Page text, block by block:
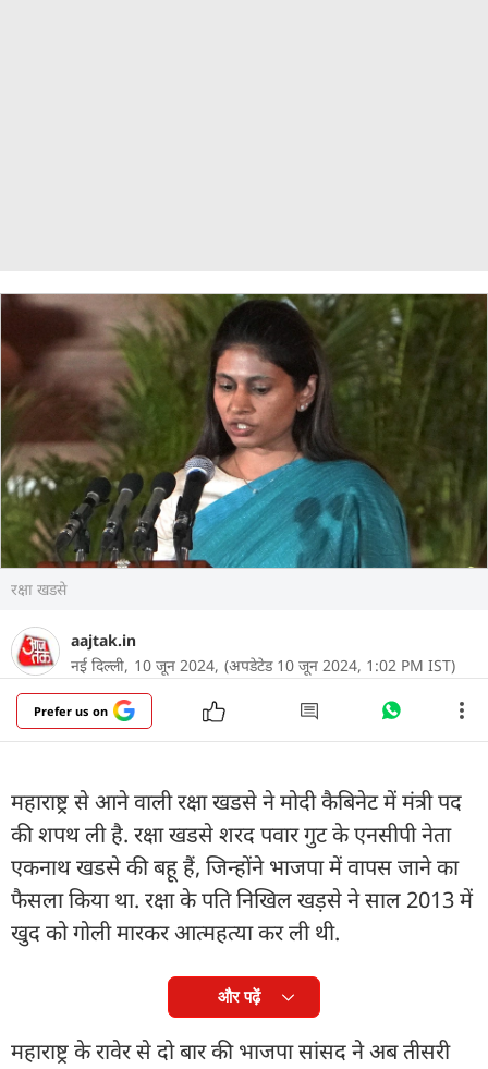
रक्षा खडसे
aajtak.in
नई दिल्ली, 10 जून 2024, (अपडेटेड 10 जून 2024, 1:02 PM IST)
Prefer us on
महाराष्ट्र से आने वाली रक्षा खडसे ने मोदी कैबिनेट में मंत्री पद
की शपथ ली है. रक्षा खडसे शरद पवार गुट के एनसीपी नेता
एकनाथ खडसे की बहू हैं, जिन्होंने भाजपा में वापस जाने का
फैसला किया था. रक्षा के पति निखिल खड़से ने साल 2013 में
खुद को गोली मारकर आत्महत्या कर ली थी.
और पढ़ें
महाराष्ट्र के रावेर से दो बार की भाजपा सांसद ने अब तीसरी